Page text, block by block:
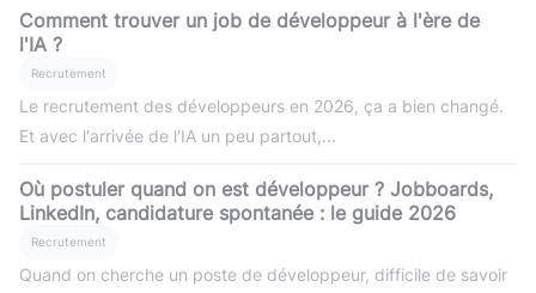
Comment trouver un job de développeur à l'ère de
l'IA ?
Recrutement
Le recrutement des développeurs en 2026, ça a bien changé.
Et avec l'arrivée de l'IA un peu partout,...
Où postuler quand on est développeur ? Jobboards,
LinkedIn, candidature spontanée : le guide 2026
Recrutement
Quand on cherche un poste de développeur, difficile de savoir